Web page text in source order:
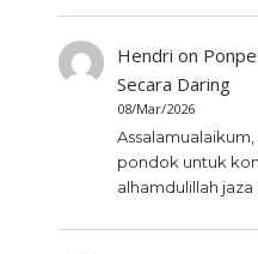
Hendri on
Secara Daring
08/Mar/2026
pondok untuk
alhamdulillah